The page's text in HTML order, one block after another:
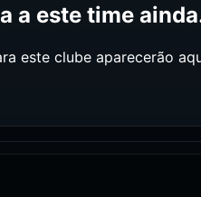
a este time
este clube aparecerão